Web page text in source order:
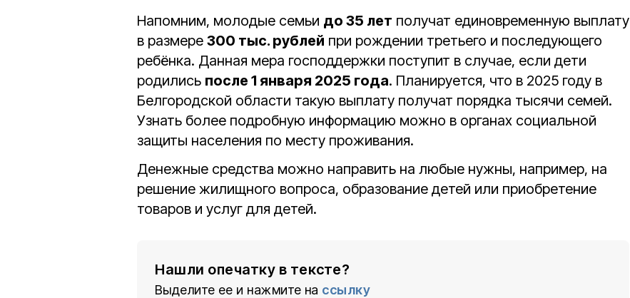
Напомним, молодые семьи до 35 лет получат единовременную выплату
в размере 300 тыс. рублей при рождении третьего и последующего
ребёнка. Данная мера господдержки поступит в случае, если дети
родились после 1 января 2025 года. Планируется, что в 2025 году в
Белгородской области такую выплату получат порядка тысячи семей.
Узнать более подробную информацию можно в органах социальной
защиты населения по месту проживания.
Денежные средства можно направить на любые нужны, например, на
решение жилищного вопроса, образование детей или приобретение
товаров и услуг для детей.
Нашли опечатку в тексте?
Выделите ее и нажмите на ссылку